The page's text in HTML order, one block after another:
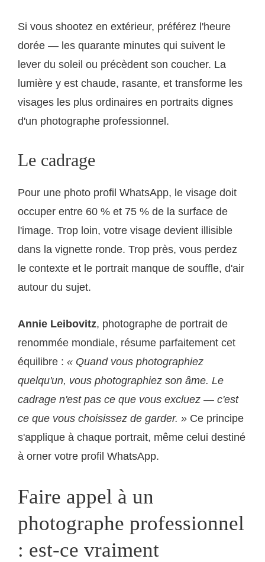
Si vous shootez en extérieur, préférez l'heure
dorée — les quarante minutes qui suivent le
lever du soleil ou précèdent son coucher. La
lumière y est chaude, rasante, et transforme les
visages les plus ordinaires en portraits dignes
d'un photographe professionnel.
Le cadrage
Pour une photo profil WhatsApp, le visage doit
occuper entre 60 % et 75 % de la surface de
l'image. Trop loin, votre visage devient illisible
dans la vignette ronde. Trop près, vous perdez
le contexte et le portrait manque de souffle, d'air
autour du sujet.
Annie Leibovitz, photographe de portrait de
renommée mondiale, résume parfaitement cet
équilibre : « Quand vous photographiez
quelqu'un, vous photographiez son âme. Le
cadrage n'est pas ce que vous excluez — c'est
ce que vous choisissez de garder. » Ce principe
s'applique à chaque portrait, même celui destiné
à orner votre profil WhatsApp.
Faire appel à un
photographe professionnel
: est-ce vraiment